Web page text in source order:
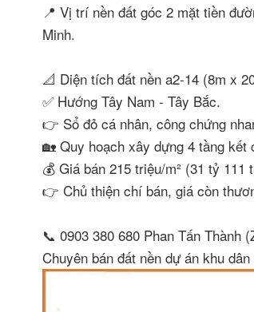
📍 Vị trí nền đất góc 2 mặt tiền
Minh.
📐 Diện tích đất nền a2-14 (8m x
✅ Hướng Tây Nam - Tây Bắc.
👉 Sổ đỏ cá nhân, công chứng
🏡 Quy hoạch xây dựng 4 tầng
💰 Giá bán 215 triệu/m² (31 tỷ 111
👉 Chủ thiện chí bán, giá còn
📞 0903 380 680 Phan Tấn Thành
Chuyên bán đất nền dự án khu